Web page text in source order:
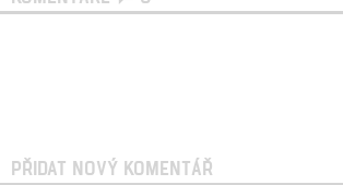
PŘIDAT NOVÝ KOMENTÁŘ